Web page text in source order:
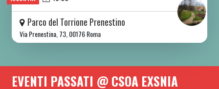
Parco del Torrione Prenestino
Via Prenestina, 73, 00176 Roma
EVENTI PASSATI @ CSOA EXSNIA